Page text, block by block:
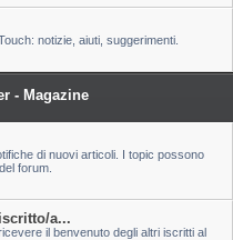
notizie, aiuti, suggerimenti.
- Magazine
di nuovi articoli. I topic possono
forum.
a...
il benvenuto degli altri iscritti al